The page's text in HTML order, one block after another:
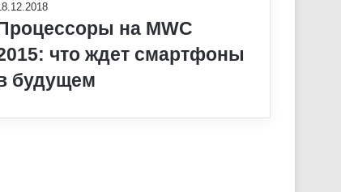
на MWC
что ждет смартфоны
будущем